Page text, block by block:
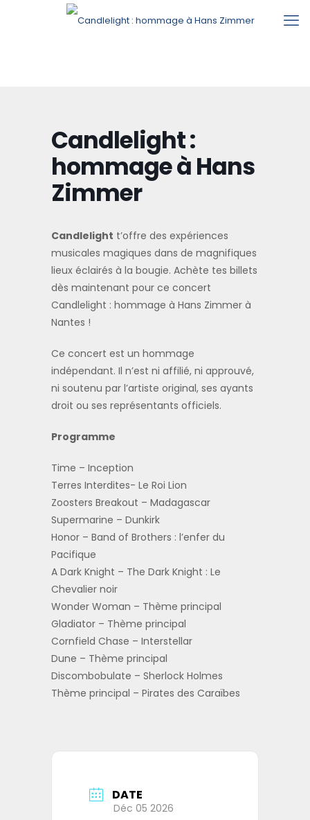
Candlelight :
hommage à Hans
Zimmer
Candlelight t’offre des expériences
musicales magiques dans de magnifiques
lieux éclairés à la bougie. Achète tes billets
dès maintenant pour ce concert
Candlelight : hommage à Hans Zimmer à
Nantes !
Ce concert est un hommage
indépendant. Il n’est ni affilié, ni approuvé,
ni soutenu par l’artiste original, ses ayants
droit ou ses représentants officiels.
Programme
Time – Inception
Terres Interdites- Le Roi Lion
Zoosters Breakout – Madagascar
Supermarine – Dunkirk
Honor – Band of Brothers : l’enfer du
Pacifique
A Dark Knight – The Dark Knight : Le
Chevalier noir
Wonder Woman – Thème principal
Gladiator – Thème principal
Cornfield Chase – Interstellar
Dune – Thème principal
Discombobulate – Sherlock Holmes
Thème principal – Pirates des Caraïbes
DATE
Déc 05 2026